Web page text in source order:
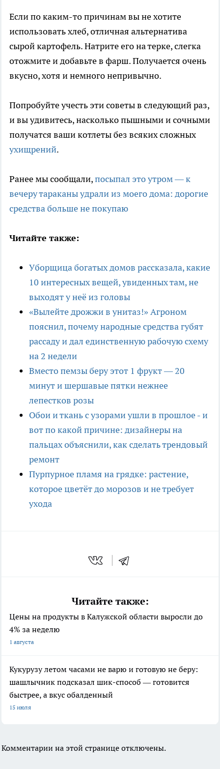
Если по каким-то причинам вы не хотите
использовать хлеб, отличная альтернатива
сырой картофель. Натрите его на терке, слегка
отожмите и добавьте в фарш. Получается очень
вкусно, хотя и немного непривычно.
Попробуйте учесть эти советы в следующий раз,
и вы удивитесь, насколько пышными и сочными
получатся ваши котлеты без всяких сложных
ухищрений.
Ранее мы сообщали,посыпал это утром — к
вечеру тараканы удрали из моего дома: дорогие
средства больше не покупаю
Читайте также:
Уборщица богатых домов рассказала, какие
10 интересных вещей, увиденных там, не
выходят у неё из головы
«Вылейте дрожжи в унитаз!» Агроном
пояснил, почему народные средства губят
рассаду и дал единственную рабочую схему
на 2 недели
Вместо пемзы беру этот 1 фрукт — 20
минут и шершавые пятки нежнее
лепестков розы
Обои и ткань с узорами ушли в прошлое - и
вот по какой причине: дизайнеры на
пальцах объяснили, как сделать трендовый
ремонт
Пурпурное пламя на грядке: растение,
которое цветёт до морозов и не требует
ухода
Читайте также:
Цены на продукты в Калужской области выросли до
4% за неделю
1 августа
Кукурузу летом часами не варю и готовую не беру:
шашлычник подсказал шик-способ — готовится
быстрее, а вкус обалденный
15 июля
Комментарии на этой странице отключены.